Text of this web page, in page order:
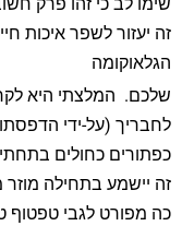
זה יעזור לשפר איכות
הגלאוקומה
שלכם. המלצתי היא
לחבריך (על-ידי
כפתורים כחולים
זה יישמע בתחילה
כה מפורט לגבי טפטוף